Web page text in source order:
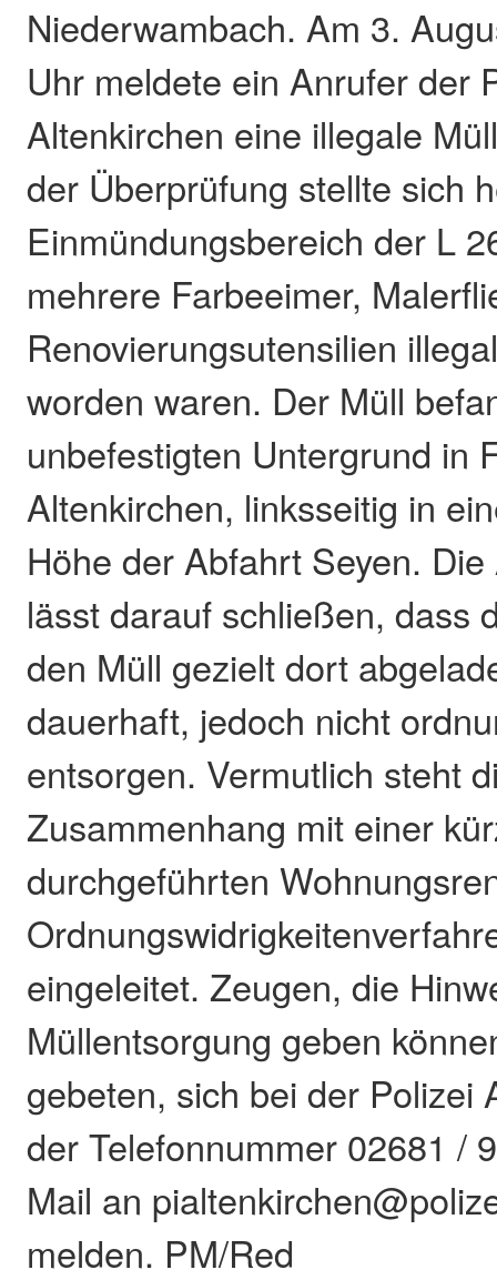
Niederwambach. Am 3.
Uhr meldete ein Anrufer der
Altenkirchen eine illegale
der Überprüfung stellte sich
Einmündungsbereich der L
mehrere Farbeeimer,
Renovierungsutensilien
worden waren. Der Müll
unbefestigten Untergrund in
Altenkirchen, linksseitig in
Höhe der Abfahrt Seyen.
lässt darauf schließen, dass
den Müll gezielt dort
dauerhaft, jedoch nicht
entsorgen. Vermutlich steht
Zusammenhang mit einer
durchgeführten
eingeleitet. Zeugen, die
Müllentsorgung geben
gebeten, sich bei der Polizei
der Telefonnummer 02681 /
Mail an
melden. PM/Red